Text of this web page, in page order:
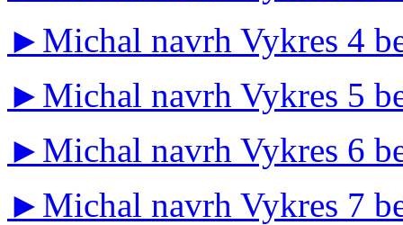
► Michal navrh Vykres 4
► Michal navrh Vykres 5
► Michal navrh Vykres 6
► Michal navrh Vykres 7